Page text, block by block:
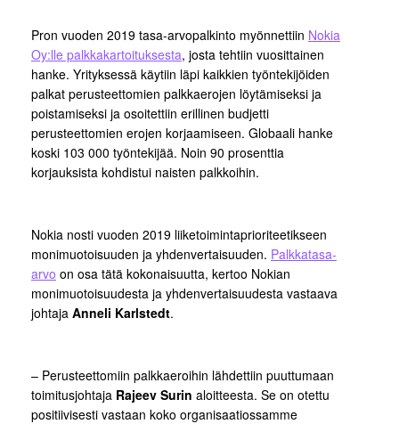
Pron vuoden 2019 tasa-arvopalkinto myönnettiin Nokia
Oy:lle palkkakartoituksesta, josta tehtiin vuosittainen
hanke. Yrityksessä käytiin läpi kaikkien työntekijöiden
palkat perusteettomien palkkaerojen löytämiseksi ja
poistamiseksi ja osoitettiin erillinen budjetti
perusteettomien erojen korjaamiseen. Globaali hanke
koski 103 000 työntekijää. Noin 90 prosenttia
korjauksista kohdistui naisten palkkoihin.
Nokia nosti vuoden 2019 liiketoimintaprioriteetikseen
monimuotoisuuden ja yhdenvertaisuuden. Palkkatasa-
arvo on osa tätä kokonaisuutta, kertoo Nokian
monimuotoisuudesta ja yhdenvertaisuudesta vastaava
johtaja Anneli Karlstedt.
– Perusteettomiin palkkaeroihin lähdettiin puuttumaan
toimitusjohtaja Rajeev Surin aloitteesta. Se on otettu
positiivisesti vastaan koko organisaatiossamme